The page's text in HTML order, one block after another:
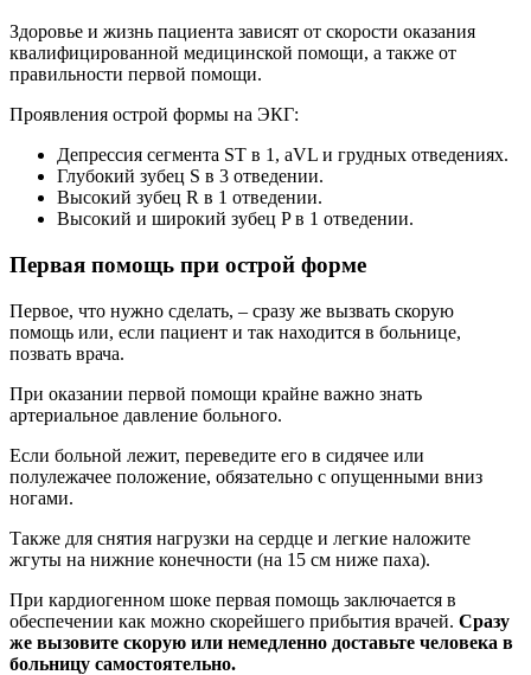
Здоровье и жизнь пациента зависят от скорости оказания
квалифицированной медицинской помощи, а также от
правильности первой помощи.
Проявления острой формы на ЭКГ:
Депрессия сегмента ST в 1, aVL и грудных отведениях.
Глубокий зубец S в 3 отведении.
Высокий зубец R в 1 отведении.
Высокий и широкий зубец P в 1 отведении.
Первая помощь при острой форме
Первое, что нужно сделать, – сразу же вызвать скорую
помощь или, если пациент и так находится в больнице,
позвать врача.
При оказании первой помощи крайне важно знать
артериальное давление больного.
Если больной лежит, переведите его в сидячее или
полулежачее положение, обязательно с опущенными вниз
ногами.
Также для снятия нагрузки на сердце и легкие наложите
жгуты на нижние конечности (на 15 см ниже паха).
При кардиогенном шоке первая помощь заключается в
обеспечении как можно скорейшего прибытия врачей. Сразу
же вызовите скорую или немедленно доставьте человека в
больницу самостоятельно.